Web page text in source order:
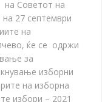
на Советот на
27 септември
на
, ќе се одржи
за
изборни
на изборна
избори – 2021